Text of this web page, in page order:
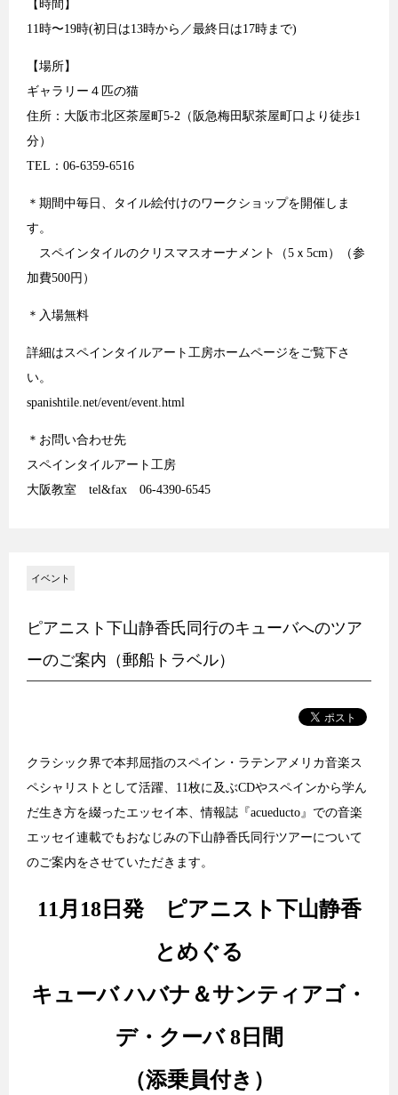
【時間】
11時〜19時(初日は13時から／最終日は17時まで)
【場所】
ギャラリー４匹の猫
住所：大阪市北区茶屋町5-2（阪急梅田駅茶屋町口より徒歩1
分）
TEL：06-6359-6516
＊期間中毎日、タイル絵付けのワークショップを開催しま
す。
スペインタイルのクリスマスオーナメント（5ｘ5cm）（参
加費500円）
＊入場無料
詳細はスペインタイルアート工房ホームページをご覧下さ
い。
spanishtile.net/event/event.html
＊お問い合わせ先
スペインタイルアート工房
大阪教室 tel&fax 06-4390-6545
イベント
ピアニスト下山静香氏同行のキューバへのツア
ーのご案内（郵船トラベル）
クラシック界で本邦屈指のスペイン・ラテンアメリカ音楽ス
ペシャリストとして活躍、11枚に及ぶCDやスペインから学ん
だ生き方を綴ったエッセイ本、情報誌『acueducto』での音楽
エッセイ連載でもおなじみの下山静香氏同行ツアーについて
のご案内をさせていただきます。
11月18日発 ピアニスト下山静香
とめぐる
キューバ ハバナ＆サンティアゴ・
デ・クーバ 8日間
（添乗員付き）